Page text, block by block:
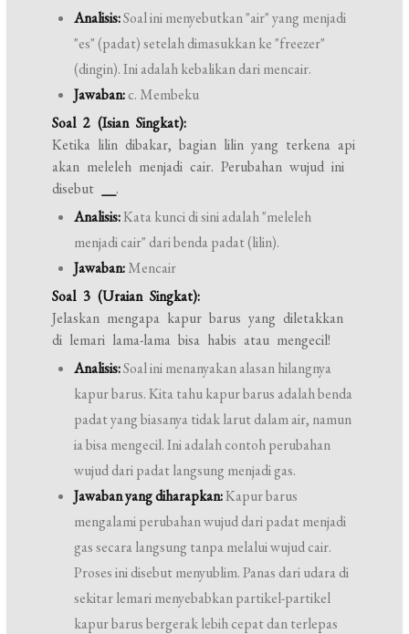
Analisis:Soal ini menyebutkan "air" yang menjadi
"es" (padat) setelah dimasukkan ke "freezer"
(dingin). Ini adalah kebalikan dari mencair.
Jawaban:c. Membeku
Soal 2 (Isian Singkat):
Ketika lilin dibakar, bagian lilin yang terkena api
akan meleleh menjadi cair. Perubahan wujud ini
disebut
.
Analisis:Kata kunci di sini adalah "meleleh
menjadi cair" dari benda padat (lilin).
Jawaban:Mencair
Soal 3 (Uraian Singkat):
Jelaskan mengapa kapur barus yang diletakkan
di lemari lama-lama bisa habis atau mengecil!
Analisis:Soal ini menanyakan alasan hilangnya
kapur barus. Kita tahu kapur barus adalah benda
padat yang biasanya tidak larut dalam air, namun
ia bisa mengecil. Ini adalah contoh perubahan
wujud dari padat langsung menjadi gas.
Jawaban yang diharapkan:Kapur barus
mengalami perubahan wujud dari padat menjadi
gas secara langsung tanpa melalui wujud cair.
Proses ini disebut menyublim. Panas dari udara di
sekitar lemari menyebabkan partikel-partikel
kapur barus bergerak lebih cepat dan terlepas